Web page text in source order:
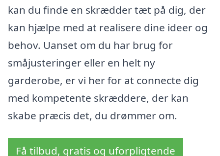
kan du finde en skrædder tæt på dig, der
kan hjælpe med at realisere dine ideer og
behov. Uanset om du har brug for
småjusteringer eller en helt ny
garderobe, er vi her for at connecte dig
med kompetente skræddere, der kan
skabe præcis det, du drømmer om.
Få tilbud, gratis og uforpligtende